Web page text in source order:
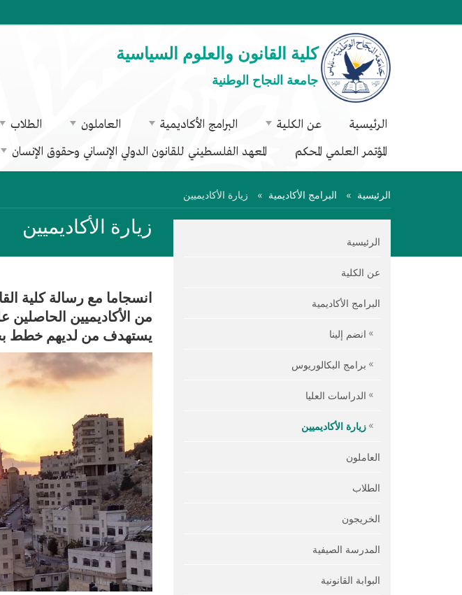
كلية القانون والعلوم السياسية
جامعة النجاح الوطنية
الرئيسية عن الكلية البرامج الأكاديمية العاملون الطلاب
المؤتمر العلمي المحكم
المعهد الفلسطيني للقانون الدولي الإنساني وحقوق الإنسان
الرئيسية البرامج الأكاديمية زيارة الأكاديميين
زيارة الأكاديميين
انسجاما مع رسالة كلية
يستهدف من لديهم خطط
الرئيسية
عن الكلية
البرامج الأكاديمية
انضم إلينا
برامج البكالوريوس
الدراسات العليا
زيارة الأكاديميين
العاملون
الطلاب
الخريجون
المدرسة الصيفية
البوابة القانونية